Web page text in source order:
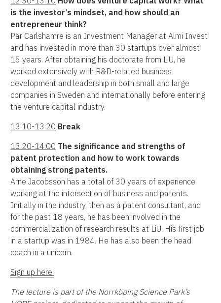
is the investor’s mindset, and how should an
entrepreneur think?
Pär Carlshamre is an Investment Manager at Almi Invest
and has invested in more than 30 startups over almost
15 years. After obtaining his doctorate from LiU, he
worked extensively with R&D-related business
development and leadership in both small and large
companies in Sweden and internationally before entering
the venture capital industry.
13:10-13:20 Break
13:20-14:00 The significance and strengths of
patent protection and how to work towards
obtaining strong patents.
Arne Jacobsson has a total of 30 years of experience
working at the intersection of business and patents.
Initially in the industry, then as a patent consultant, and
for the past 18 years, he has been involved in the
commercialization of research results at LiU. His first job
in a startup was in 1984. He has also been the head
coach in a unicorn.
Sign up here!
The lecture is part of the Norrköping Science Park’s